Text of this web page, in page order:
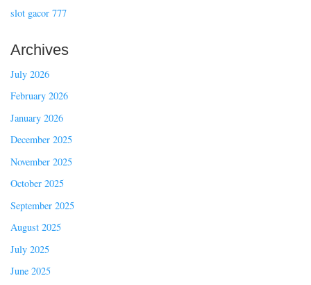
slot gacor 777
Archives
July 2026
February 2026
January 2026
December 2025
November 2025
October 2025
September 2025
August 2025
July 2025
June 2025